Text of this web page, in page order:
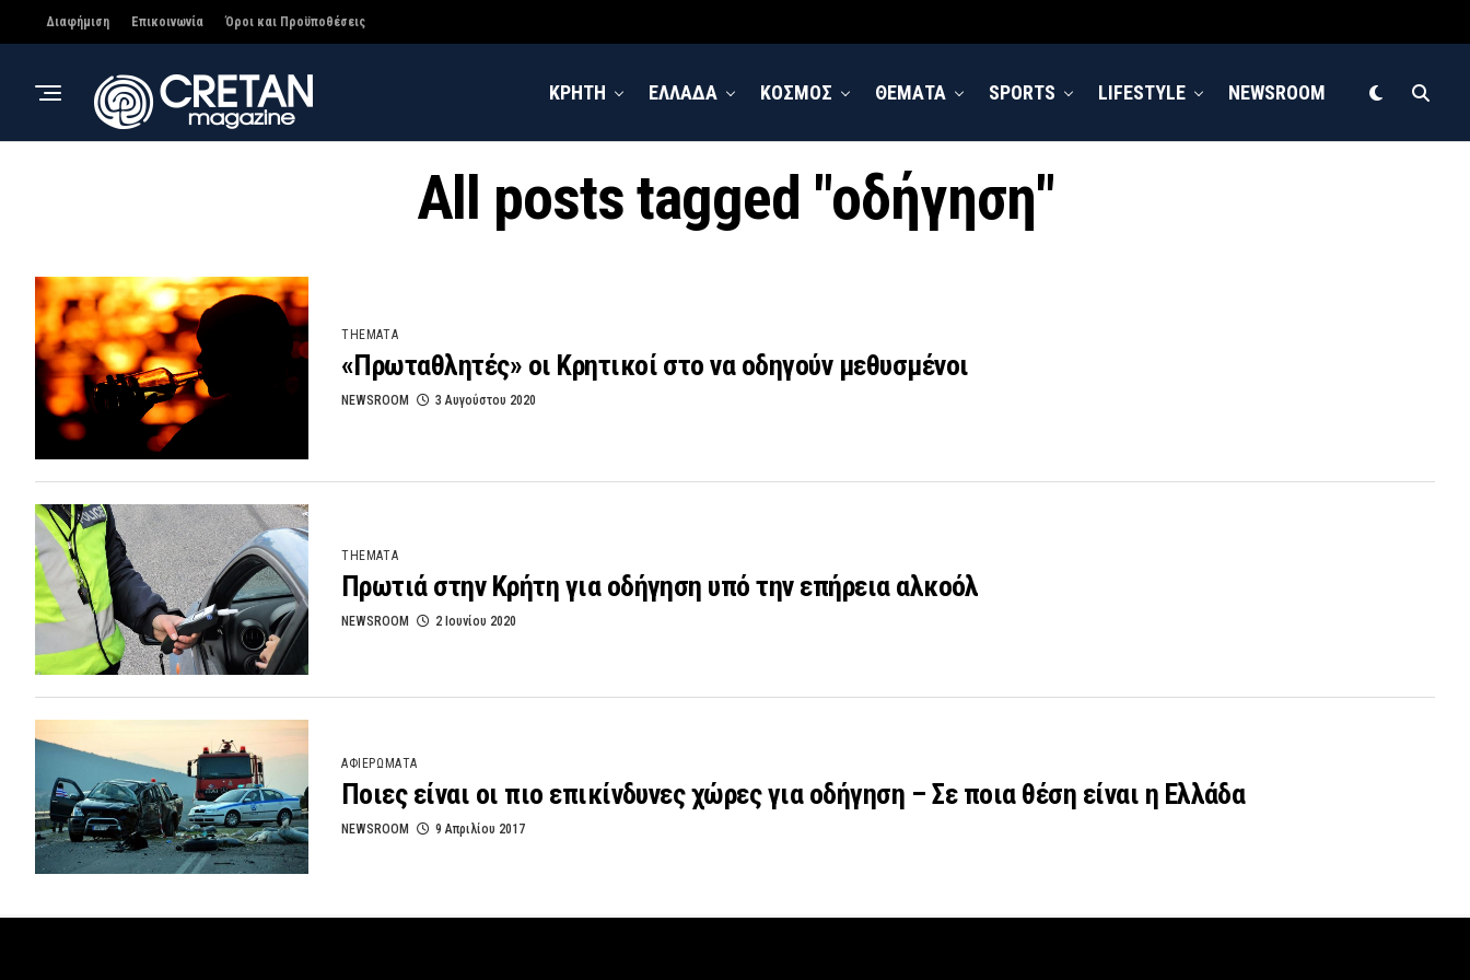
Διαφήμιση Επικοινωνία Όροι και Προϋποθέσεις
ΚΡΗΤΗ ΕΛΛΑΔΑ ΚΟΣΜΟΣ ΘΕΜΑΤΑ SPORTS LIFESTYLE NEWSROOM
All posts tagged "οδήγηση"
THEMATA
«Πρωταθλητές» οι Κρητικοί στο να οδηγούν μεθυσμένοι
NEWSROOM 3 Αυγούστου 2020
THEMATA
Πρωτιά στην Κρήτη για οδήγηση υπό την επήρεια αλκοόλ
NEWSROOM 2 Ιουνίου 2020
ΑΦΙΕΡΩΜΑΤΑ
Ποιες είναι οι πιο επικίνδυνες χώρες για οδήγηση – Σε ποια θέση είναι η Ελλάδα
NEWSROOM 9 Απριλίου 2017